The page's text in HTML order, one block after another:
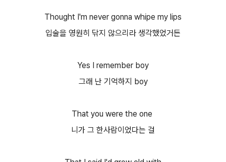
Thought I'm never gonna whipe my lips
입술을 영원히 닦지 않으리라 생각했었거든
Yes I remember boy
그래 난 기억하지 boy
That you were the one
니가 그 한사람이었다는 걸